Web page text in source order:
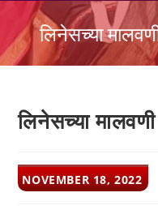
लिनेसच्या
लिनेसच्या
POST
PUBLISHED:
NOVEMBER 18, 2022